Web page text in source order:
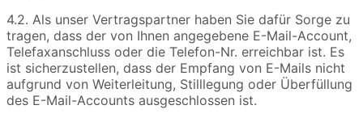
4.2. Als unser Vertragspartner haben Sie dafür Sorge zu
tragen, dass der von Ihnen angegebene E-Mail-Account,
Telefaxanschluss oder die Telefon-Nr. erreichbar ist. Es
ist sicherzustellen, dass der Empfang von E-Mails nicht
aufgrund von Weiterleitung, Stilllegung oder Überfüllung
des E-Mail-Accounts ausgeschlossen ist.